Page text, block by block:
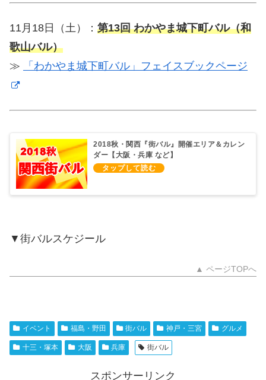
11月18日（土）： 第13回 わかやま城下町バル（和
歌山バル）
≫
「わかやま城下町バル」フェイスブックページ
2018秋・関西『街バル』開催エリア＆カレン
ダー【大阪・兵庫 など】
▼街バルスケジール
▲ ページTOPへ
イベント 福島・野田 街バル 神戸・三宮 グルメ
十三・塚本 大阪 兵庫 街バル
スポンサーリンク